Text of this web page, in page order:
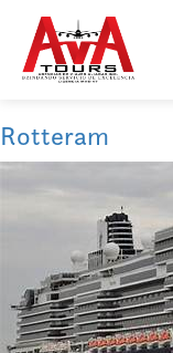
Rotteram